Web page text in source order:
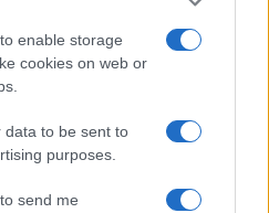
enable storage
cookies on web or
data to be sent to
purposes.
send me
Nadzorništvo Vuzenica -
Območje Spodnja Vižinga, Vas,
Št. Janž nad Radljami, Suhi Vrh,